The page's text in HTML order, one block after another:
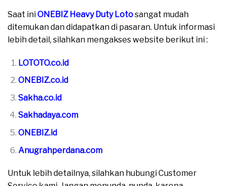
Saat iniONEBIZ Heavy Duty Lotosangat mudah
ditemukan dan didapatkan di pasaran. Untuk informasi
lebih detail, silahkan mengakses website berikut ini :
LOTOTO.co.id
ONEBIZ.co.id
Sakha.co.id
Sakhadaya.com
ONEBIZ.id
Anugrahperdana.com
Untuk lebih detailnya, silahkan hubungi Customer